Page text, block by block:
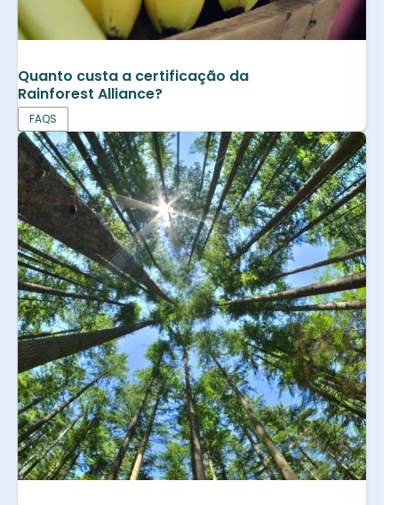
Quanto custa a certificação da
Rainforest Alliance?
FAQS